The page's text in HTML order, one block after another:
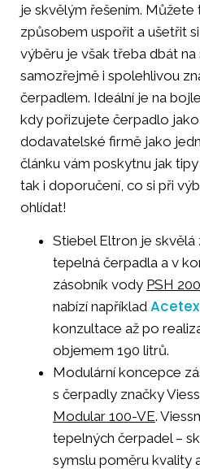
je skvělým řešením.
způsobem uspořit a ušetřit
výběru je však třeba dbát
samozřejmě i spolehlivou
čerpadlem. Ideální je na
kdy pořizujete čerpadlo
dodavatelské firmě jako
článku vám poskytnu jak
tak i doporučení, co si při
ohlídat!
Stiebel Eltron je skvělá
tepelná čerpadla a v
zásobník vody PSH
nabízí například Acetex
konzultace až po
objemem 190 litrů.
Modulární koncepce
s čerpadly značky
Modular 100-VE.
tepelných čerpadel –
symslu poměru kvality